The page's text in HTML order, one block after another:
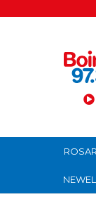
Menú